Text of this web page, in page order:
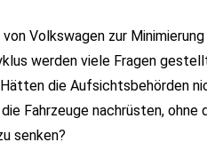
Volkswagen zur Minimierung
werden viele Fragen
die Aufsichtsbehörden
Fahrzeuge nachrüsten, ohne
senken?